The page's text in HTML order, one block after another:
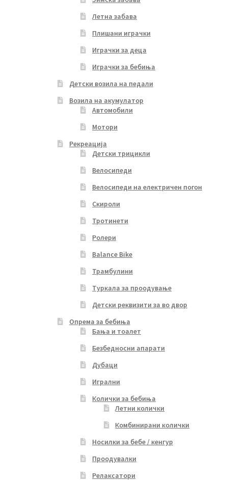
Летна забава
Плишани играчки
Играчки за деца
Играчки за бебиња
Детски возила на педали
Возила на акумулатор
Автомобили
Мотори
Рекреација
Детски трицикли
Велосипеди
Велосипеди на електричен погон
Скироли
Тротинети
Ролери
Balance Bike
Трамбулини
Туркала за проодување
Детски реквизити за во двор
Опрема за бебиња
Бања и тоалет
Безбедносни апарати
Дубаци
Игрални
Колички за бебиња
Летни колички
Комбинирани колички
Носилки за бебе / кенгур
Проодувалки
Релаксатори